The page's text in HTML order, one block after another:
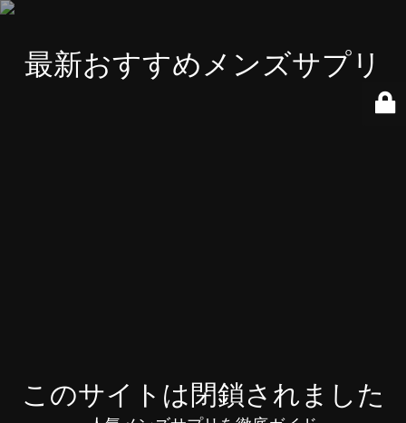
最新おすすめメンズサプリ
このサイトは閉鎖されました